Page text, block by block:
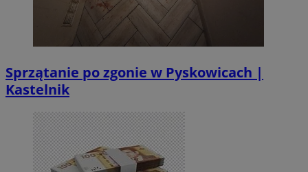
Sprzątanie po zgonie w Pyskowicach |
Kastelnik